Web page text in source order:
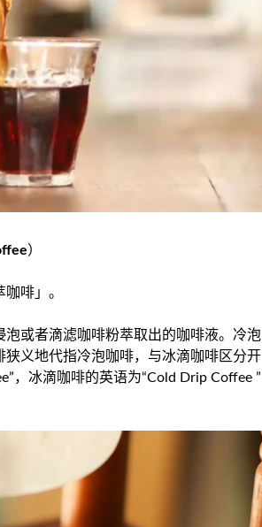
）
啡」。
或者滴滤咖啡粉萃取出的咖啡液。冷泡
义地代指冷泡咖啡，与冰滴咖啡区分开
，冰滴咖啡的英语为“Cold Drip Coffee ”